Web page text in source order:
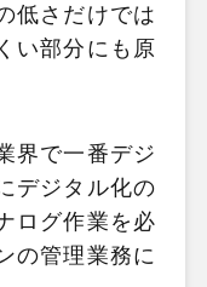
低さだけでは
い部分にも原
界で一番デジ
デジタル化の
ログ作業を必
の管理業務に